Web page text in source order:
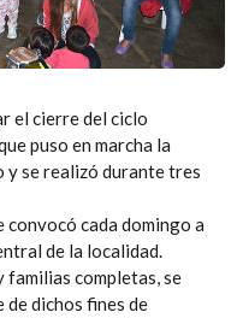
el cierre del ciclo
puso en marcha la
y se realizó durante tres
convocó cada domingo a
de la localidad.
familias completas, se
dichos fines de